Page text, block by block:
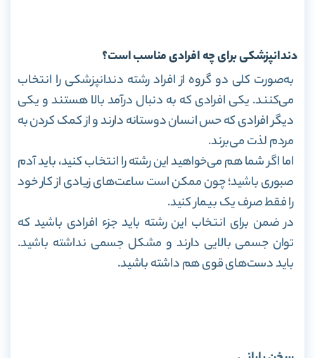
دندانپزشکی برای چه افرادی مناسب است؟
به‌صورت کلی دو گروه از افراد رشته دندانپزشکی را انتخاب
می‌کنند. یکی افرادی که به‌ دنبال درآمد بالا هستند و یکی
دیگر افرادی که حس انسان‌ دوستانه دارند و از کمک‌ کردن به
مردم لذت می‌برند.
اما اگر شما هم می‌خواهید این رشته را انتخاب کنید، باید آدم
صبوری باشید؛ چون ممکن است ساعت‌های زیادی از کار خود
را فقط صرف یک بیمار کنید.
در ضمن برای انتخاب این رشته باید جزء افرادی باشید که
توان جسمی بالایی دارند و مشکل جسمی نداشته باشید.
باید دست‌های قوی هم داشته باشید.